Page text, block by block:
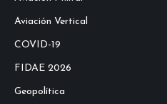
Aviación Vertical
COVID-19
FIDAE 2026
Geopolítica